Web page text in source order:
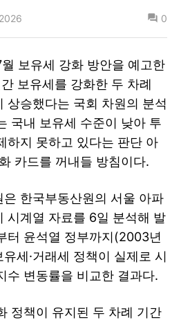
0
보유세 강화 방안을 예고한
보유세를 강화한 두 차례
상승했다는 국회 차원의 분석
국내 보유세 수준이 낮아 투
하지 못하고 있다는 판단 아
카드를 꺼내들 방침이다.
한국부동산원의 서울 아파
시계열 자료를 6일 분석해 발
터 윤석열 정부까지(2003년
세·거래세 정책이 실제로 시
수 변동률을 비교한 결과다.
정책이 유지된 두 차례 기간